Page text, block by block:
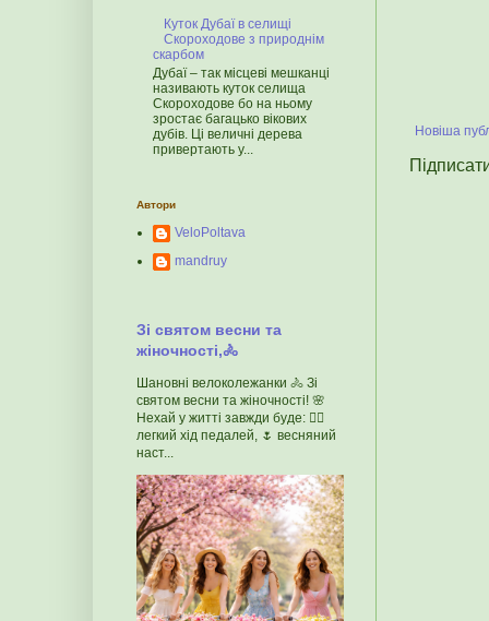
Новіша
Куток Дубаї в селищі
Скороходове з природнім
скарбом
Дубаї – так місцеві мешканці
називають куток селища
Скороходове бо на ньому
зростає багацько вікових
дубів. Ці величні дерева
привертають у...
Автори
VeloPoltava
mandruy
Зі святом весни та
жіночності,🚴
Шановні велоколежанки 🚴 Зі
святом весни та жіночності! 🌸
Нехай у житті завжди буде: 🚴‍♀️
легкий хід педалей, 🌷 весняний
наст...